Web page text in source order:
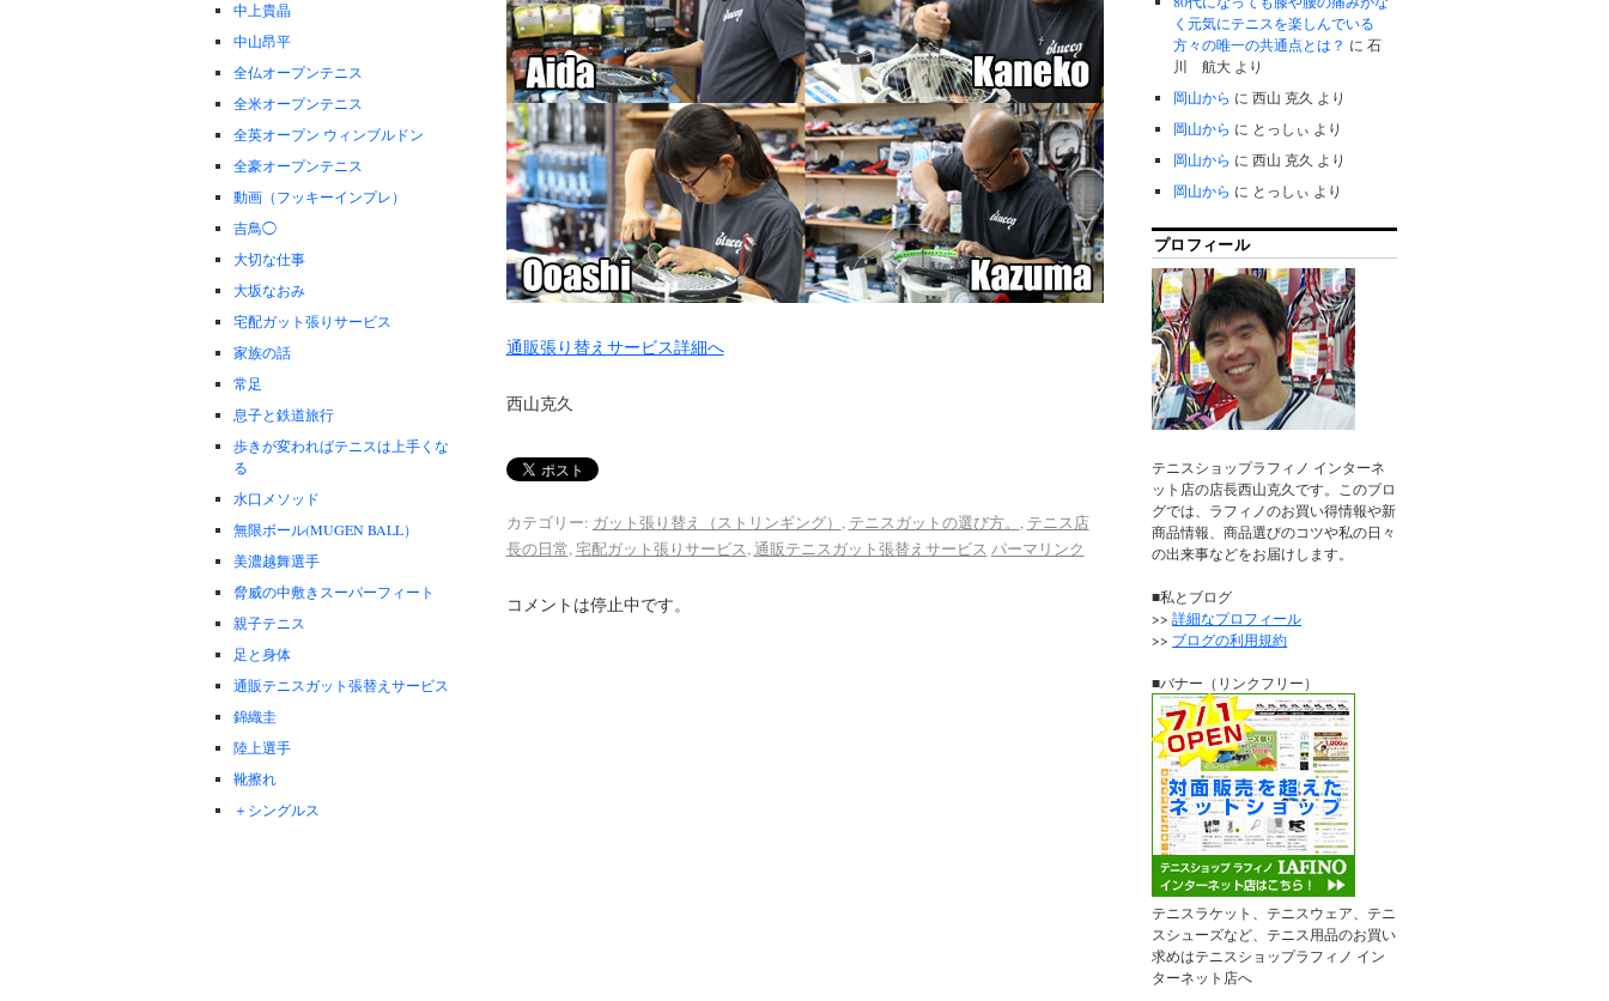
通販張り替えサービス詳細へ
西山克久
カテゴリー: ガット張り替え（ストリンギング） , テニスガットの選び方。 , テニス店
長の日常,宅配ガット張りサービス,通販テニスガット張替えサービス パーマリンク
コメントは停止中です。
中上貴晶
中山昂平
全仏オープンテニス
全米オープンテニス
全英オープン ウィンブルドン
全豪オープンテニス
動画（フッキーインプレ）
吉鳥◯
大切な仕事
大坂なおみ
宅配ガット張りサービス
家族の話
常足
息子と鉄道旅行
歩きが変わればテニスは上手くな
る
水口メソッド
無限ボール(MUGEN BALL）
美濃越舞選手
脅威の中敷きスーパーフィート
親子テニス
足と身体
通販テニスガット張替えサービス
錦織圭
陸上選手
靴擦れ
＋シングルス
く元気にテニスを楽しんでいる
方々の唯一の共通点とは？ に石
川 航大 より
岡山から に西山 克久 より
岡山から に とっしぃ より
岡山から に西山 克久 より
岡山から に とっしぃ より
プロフィール
テニスショップラフィノ インターネ
ット店の店長西山克久です。このブロ
グでは、ラフィノのお買い得情報や新
商品情報、商品選びのコツや私の日々
の出来事などをお届けします。
■私とブログ
>>詳細なプロフィール
>> ブログの利用規約
■バナー（リンクフリー）
テニスラケット、テニスウェア、テニ
スシューズなど、テニス用品のお買い
求めはテニスショップラフィノ イン
ターネット店へ